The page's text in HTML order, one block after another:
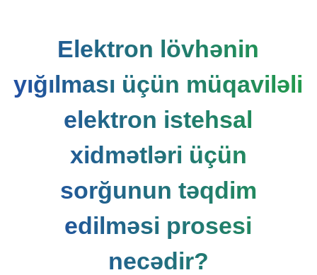
Elektron lövhənin
yığılması üçün müqaviləli
elektron istehsal
xidmətləri üçün
sorğunun təqdim
edilməsi prosesi
necədir?